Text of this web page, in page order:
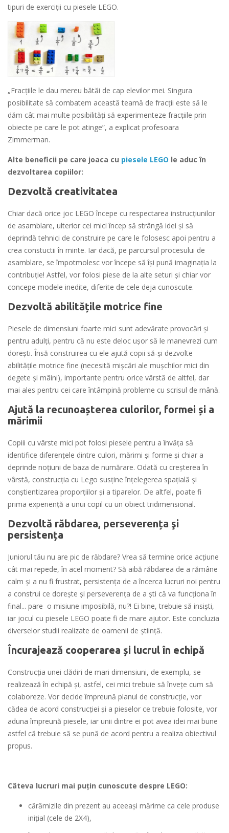
tipuri de exerciţii cu piesele LEGO.
„Fracţiile le dau mereu bătăi de cap elevilor mei. Singura
posibilitate să combatem această teamă de fracţii este să le
dăm cât mai multe posibilităţi să experimenteze fracţiile prin
obiecte pe care le pot atinge”, a explicat profesoara
Zimmerman.
Alte beneficii pe care joaca cu piesele LEGO le aduc în
dezvoltarea copiilor:
Dezvoltă creativitatea
Chiar dacă orice joc LEGO începe cu respectarea instrucţiunilor
de asamblare, ulterior cei mici încep să strângă idei şi să
deprindă tehnici de construire pe care le folosesc apoi pentru a
crea constuctii în minte. Iar dacă, pe parcursul procesului de
asamblare, se împotmolesc vor începe să îşi pună imaginaţia la
contribuţie! Astfel, vor folosi piese de la alte seturi şi chiar vor
concepe modele inedite, diferite de cele deja cunoscute.
Dezvoltă abilitățile motrice fine
Piesele de dimensiuni foarte mici sunt adevărate provocări și
pentru adulți, pentru că nu este deloc ușor să le manevrezi cum
dorești. Însă construirea cu ele ajută copii să-şi dezvolte
abilităţile motrice fine (necesită mişcări ale muşchilor mici din
degete şi mâini), importante pentru orice vârstă de altfel, dar
mai ales pentru cei care întâmpină probleme cu scrisul de mână.
Ajută la recunoașterea culorilor, formei și a
mărimii
Copiii cu vârste mici pot folosi piesele pentru a învăţa să
identifice diferenţele dintre culori, mărimi şi forme şi chiar a
deprinde noţiuni de baza de numărare. Odată cu creșterea în
vârstă, construcţia cu Lego susţine înţelegerea spaţială şi
conştientizarea proporţiilor şi a tiparelor. De altfel, poate fi
prima experienţă a unui copil cu un obiect tridimensional.
Dezvoltă răbdarea, perseverența şi
persistența
Juniorul tău nu are pic de răbdare? Vrea să termine orice acțiune
cât mai repede, în acel moment? Să aibă răbdarea de a rămâne
calm şi a nu fi frustrat, persistența de a încerca lucruri noi pentru
a construi ce doreşte şi perseverenţa de a şti că va funcţiona în
final... pare o misiune imposibilă, nu?! Ei bine, trebuie să insiști,
iar jocul cu piesele LEGO poate fi de mare ajutor. Este concluzia
diverselor studii realizate de oamenii de știință.
Încurajează cooperarea și lucrul în echipă
Construcția unei clădiri de mari dimensiuni, de exemplu, se
realizează în echipă și, astfel, cei mici trebuie să învețe cum să
colaboreze. Vor decide împreună planul de construcție, vor
cădea de acord construcţiei şi a pieselor ce trebuie folosite, vor
aduna împreună piesele, iar unii dintre ei pot avea idei mai bune
astfel că trebuie să se pună de acord pentru a realiza obiectivul
propus.
Câteva lucruri mai puțin cunoscute despre LEGO:
cărămizile din prezent au aceeaşi mărime ca cele produse
iniţial (cele de 2X4),